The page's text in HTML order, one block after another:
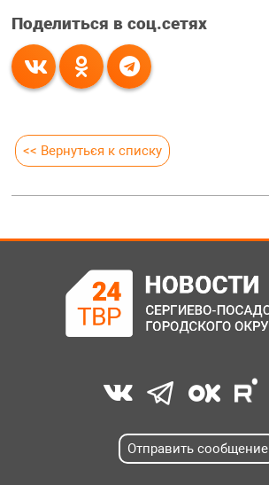
Поделиться в соц.сетях
<< Вернуться к списку
Отправить сообщение